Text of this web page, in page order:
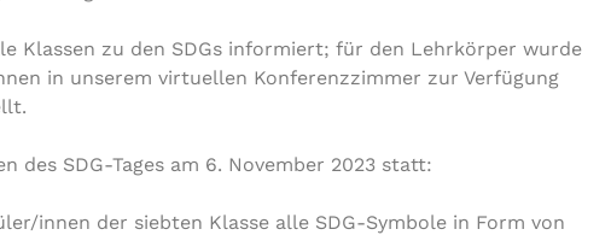
Klassen zu den SDGs informiert; für den Lehrkörper wurde
in unserem virtuellen Konferenzzimmer zur Verfügung
des SDG-Tages am 6. November 2023 statt:
innen der siebten Klasse alle SDG-Symbole in Form von